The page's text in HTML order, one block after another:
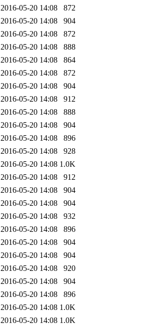
2016-05-20 14:08
872
2016-05-20 14:08
904
2016-05-20 14:08
872
2016-05-20 14:08
888
2016-05-20 14:08
864
2016-05-20 14:08
872
2016-05-20 14:08
904
2016-05-20 14:08
912
2016-05-20 14:08
888
2016-05-20 14:08
904
2016-05-20 14:08
896
2016-05-20 14:08
928
2016-05-20 14:08 1.0K
2016-05-20 14:08
912
2016-05-20 14:08
904
2016-05-20 14:08
904
2016-05-20 14:08
932
2016-05-20 14:08
896
2016-05-20 14:08
904
2016-05-20 14:08
904
2016-05-20 14:08
920
2016-05-20 14:08
904
2016-05-20 14:08
896
2016-05-20 14:08 1.0K
2016-05-20 14:08 1.0K